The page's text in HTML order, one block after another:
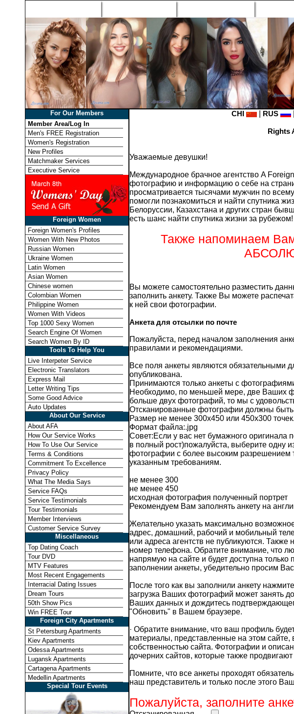
For Our Members
Member Area/Log In
Men's FREE Registration
Women's Registration
New Profiles
Matchmaker Services
Executive Service
Foreign Women
Foreign Women's Profiles
Women With New Photos
Russian Women
Ukraine Women
Latin Women
Asian Women
Chinese women
Colombian Women
Philippine Women
Women With Videos
Top 1000 Sexy Women
Search Engine Of Women
Search Women By ID
Tools To Help You
Live Interpeter Service
Electronic Translators
Express Mail
Letter Writing Tips
Some Good Advice
Auto Updates
About Our Service
About AFA
How Our Service Works
How To Use Our Service
Terms & Conditions
Commitment To Excellence
Privacy Policy
What The Media Says
Service FAQs
Service Testimonials
Tour Testimonials
Member Interviews
Customer Service Survey
Miscellaneous
Top Dating Coach
Tour DVD
MTV Features
Most Recent Engagements
Interracial Dating Issues
Dream Tours
50th Show Pics
Win FREE Tour
Foreign City Apartments
St Petersburg Apartments
Kiev Apartments
Odessa Apartments
Lugansk Apartments
Cartagena Apartments
Medellin Apartments
Special Tour Events
CHI | RUS |
Rights
Уважаемые девушки!
Международное брачное агентство A
фотографию и информацию о себе на
просматривается тысячами мужчин по
помогли познакомиться и найти спутника
Белоруссии, Казахстана и других стран
есть шанс найти спутника жизни за рубежом!
Также напоминаем
Вы можете самостоятельно разместить
заполнить анкету. Также Вы можете
к ней свои фотографии.
Анкета для отсылки по почте
Пожалуйста, перед началом заполнения
правилами и рекомендациями.
Все поля анкеты являются обязательными
опубликована.
Принимаются только анкеты с
Необходимо, по меньшей мере, две Ваших
больше двух фотографий, то мы с
Отсканированные фотографии должны
Размер не менее 300х450 или 450х300 точек.
Формат файла:.jpg
Совет:Если у вас нет бумажного оригинала
в полный рост)пожалуйста, выберите одну
фотографии с более высоким разрешением
указанным требованиям.
не менее 300
не менее 450
исходная фотография полученный портрет
Рекомендуем Вам заполнять анкету на
Желательно указать максимально
адрес, домашний, рабочий и мобильный
или адреса агентств не публикуются.
номер телефона. Обратите внимание, что
напрямую на сайте и будет доступна
заполнении анкеты, убедительно просим
После того как вы заполнили анкету
загрузка Ваших фотографий может занять
Ваших данных и дождитесь
"Обновить" в Вашем браузере.
· Обратите внимание, что ваш профиль
материалы, представленные на этом
собственностью сайта. Фотографии и
дочерних сайтов, которые также
Помните, что все анкеты проходят
наш представитель и только после этого
Пожалуйста, заполните